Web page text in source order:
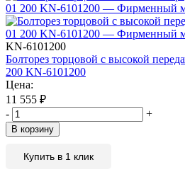
KN-6101200
Болторез торцовой с высокой
200 KN-6101200
Цена:
11 555 ₽
-
+
В корзину
Купить в 1 клик